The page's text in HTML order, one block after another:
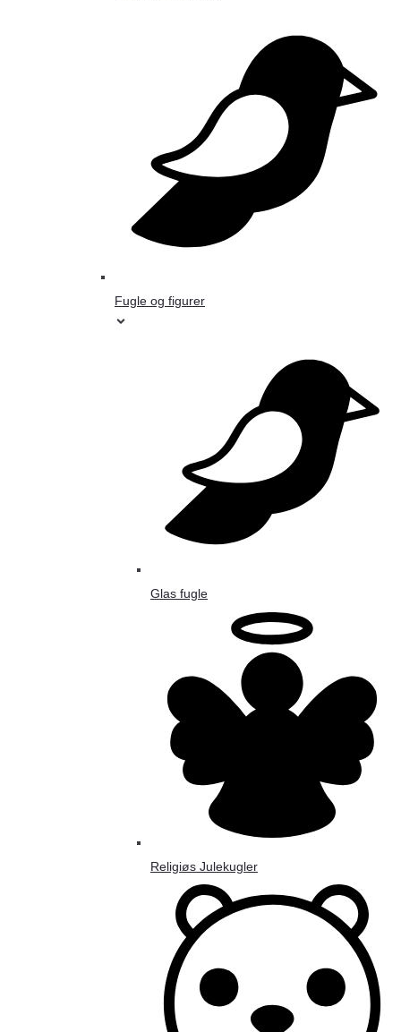
Fugle og figurer
Glas fugle
Religiøs Julekugler